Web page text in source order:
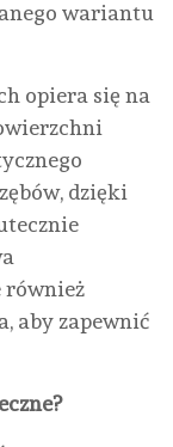
wariantu
opiera się na
dzięki
również
aby zapewnić